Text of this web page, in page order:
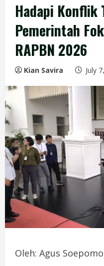
Hadapi Konflik
Pemerintah
RAPBN 2026
Kian Savira July
Oleh: Agus